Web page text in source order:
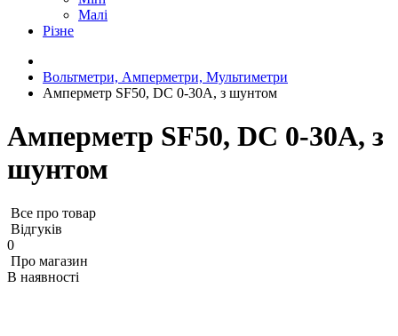
Малі
Різне
Вольтметри, Амперметри, Мультиметри
Амперметр SF50, DC 0-30А, з шунтом
Амперметр SF50, DC 0-30А, з
шунтом
Все про товар
Відгуків
0
Про магазин
В наявності